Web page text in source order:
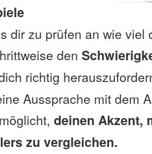
dir zu prüfen an wie viel
den
richtig
Aussprache mit dem
deinen Akzent,
zu vergleichen.